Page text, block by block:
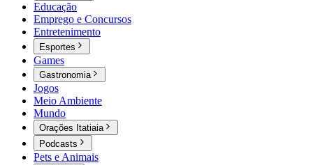
Educação
Emprego e Concursos
Entretenimento
Esportes
Games
Gastronomia
Jogos
Meio Ambiente
Mundo
Orações Itatiaia
Podcasts
Pets e Animais